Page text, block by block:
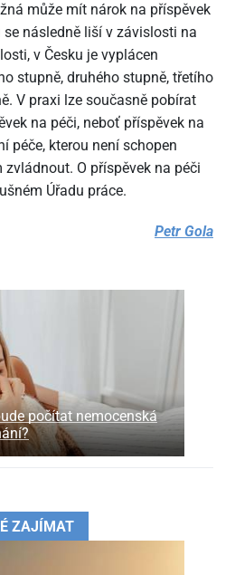
počítat nemocenská
může mít nárok na příspěvek
se následně liší v závislosti na
v Česku je vyplácen
stupně, druhého stupně, třetího
V praxi lze současně pobírat
na péči, neboť příspěvek na
péče, kterou není schopen
O příspěvek na péči
Úřadu práce.
Petr Gola
ZAJÍMAT